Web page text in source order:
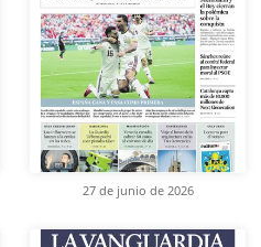
27 de junio de 2026